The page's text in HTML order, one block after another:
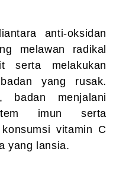
anti-oksidan
melawan radikal
serta melakukan
yang rusak.
badan menjalani
imun serta
vitamin C
yang lansia.